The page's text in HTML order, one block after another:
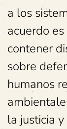
a los
acuerdo
contener
sobre
humanos
la justicia